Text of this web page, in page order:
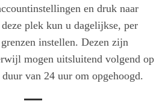
en druk naar
deze plek kun u dagelijkse, per
instellen. Dezen zijn
mogen uitsluitend volgend op
van 24 uur om opgehoogd.